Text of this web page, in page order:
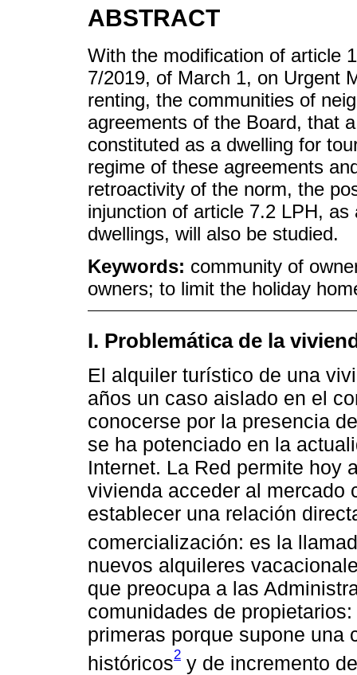
ABSTRACT
With the modification of article
7/2019, of March 1, on Urgent
renting, the communities of
agreements of the Board, that
constituted as a dwelling for
regime of these agreements
retroactivity of the norm, the
injunction of article 7.2 LPH,
dwellings, will also be studied.
Keywords: community of
owners; to limit the holiday
I. Problemática de la
El alquiler turístico de una
años un caso aislado en el
conocerse por la presencia
se ha potenciado en la
Internet. La Red permite hoy
vivienda acceder al mercado
establecer una relación
comercialización: es la
nuevos alquileres
que preocupa a las
comunidades de
primeras porque supone una
históricos2 y de incremento